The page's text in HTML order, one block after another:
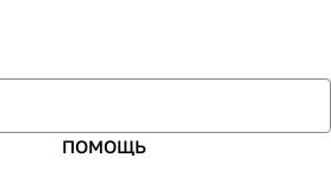
ПОМОЩЬ